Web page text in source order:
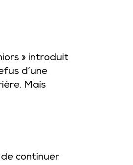
» introduit
d’une
Mais
continuer